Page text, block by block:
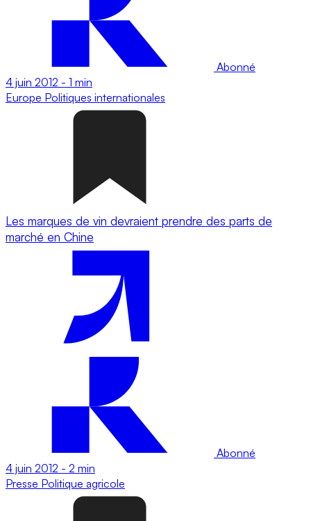
Abonné
4 juin 2012 - 1 min
Europe Politiques internationales
Les marques de vin devraient prendre des parts de
marché en Chine
Abonné
4 juin 2012 - 2 min
Presse Politique agricole